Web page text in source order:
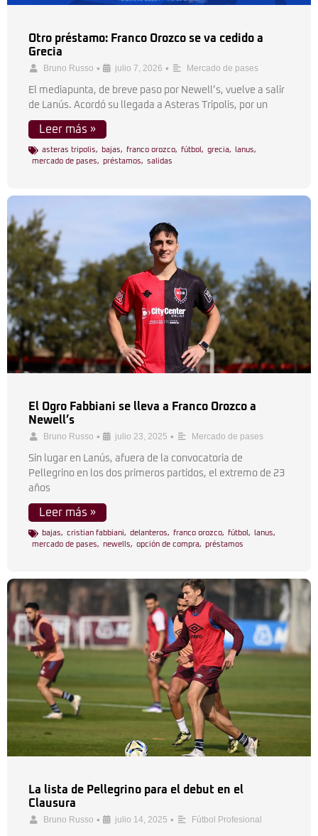
Otro préstamo: Franco Orozco se va cedido a
Grecia
Bruno Russo • julio 7, 2026 • Mercado de pases
El mediapunta, de breve paso por Newell’s, vuelve a salir
de Lanús. Acordó su llegada a Asteras Tripolis, por un
Leer más »
asteras tripolis, bajas, franco orozco, fútbol , grecia, lanus,
mercado de pases, préstamos, salidas
El Ogro Fabbiani se lleva a Franco Orozco a
Newell’s
Bruno Russo • julio 23, 2025 • Mercado de pases
Sin lugar en Lanús, afuera de la convocatoria de
Pellegrino en los dos primeros partidos, el extremo de 23
años
Leer más »
bajas, cristian fabbiani, delanteros, franco orozco, fútbol , lanus,
mercado de pases, newells, opción de compra, préstamos
La lista de Pellegrino para el debut en el
Clausura
Bruno Russo • julio 14, 2025 • Fútbol Profesional